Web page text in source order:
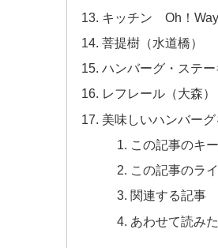
キッチン Oh！Way
菩提樹（水道橋）
ハンバーグ・ステー
レフレール（大森）
美味しいハンバー
この記事のキ
この記事のラ
関連する記事
あわせて読み